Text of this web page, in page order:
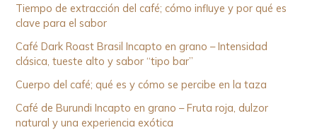
Tiempo de extracción del café; cómo influye y por qué es
clave para el sabor
Café Dark Roast Brasil Incapto en grano – Intensidad
clásica, tueste alto y sabor “tipo bar”
Cuerpo del café; qué es y cómo se percibe en la taza
Café de Burundi Incapto en grano – Fruta roja, dulzor
natural y una experiencia exótica